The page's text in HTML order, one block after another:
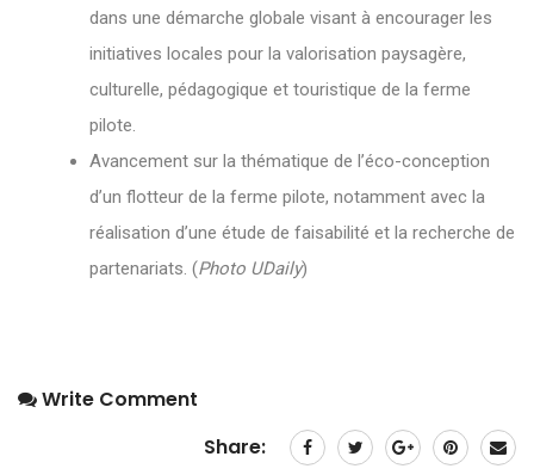
dans une démarche globale visant à encourager les
initiatives locales pour la valorisation paysagère,
culturelle, pédagogique et touristique de la ferme
pilote.
Avancement sur la thématique de l’éco-conception
d’un flotteur de la ferme pilote, notamment avec la
réalisation d’une étude de faisabilité et la recherche de
partenariats. (Photo UDaily)
Write Comment
Share: